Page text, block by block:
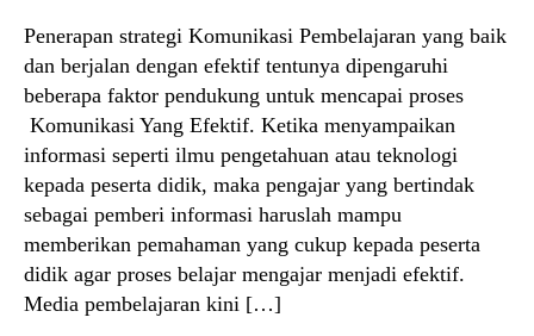
Penerapan strategi Komunikasi Pembelajaran yang baik
dan berjalan dengan efektif tentunya dipengaruhi
beberapa faktor pendukung untuk mencapai proses
Komunikasi Yang Efektif. Ketika menyampaikan
informasi seperti ilmu pengetahuan atau teknologi
kepada peserta didik, maka pengajar yang bertindak
sebagai pemberi informasi haruslah mampu
memberikan pemahaman yang cukup kepada peserta
didik agar proses belajar mengajar menjadi efektif.
Media pembelajaran kini […]